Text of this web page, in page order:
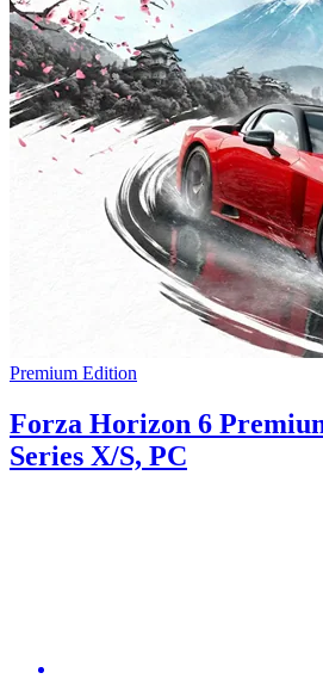
Premium Edition
Forza Horizon 6
Series X/S, PC